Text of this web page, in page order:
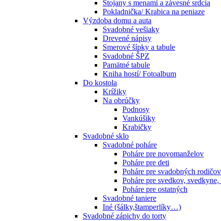
Stojany s menami a závesné srdcia
Pokladnička/ Krabica na peniaze
Výzdoba domu a auta
Svadobné vešiaky
Drevené nápisy
Smerové šípky a tabule
Svadobné ŠPZ
Pamätné tabule
Kniha hostí/ Fotoalbum
Do kostola
Krížiky
Na obrúčky
Podnosy
Vankúšiky
Krabičky
Svadobné sklo
Svadobné poháre
Poháre pre novomanželov
Poháre pre deti
Poháre pre svadobných rodičov
Poháre pre svedkov,
Poháre pre ostatných
Svadobné taniere
Iné (šálky,štamperlíky…)
Svadobné zápichy do torty